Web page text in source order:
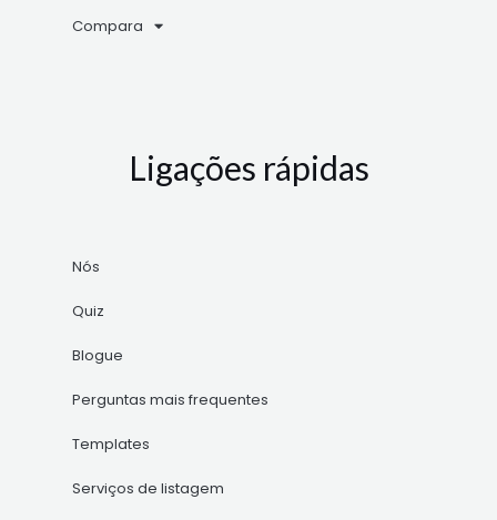
Compara
Ligações rápidas
Nós
Quiz
Blogue
Perguntas mais frequentes
Templates
Serviços de listagem